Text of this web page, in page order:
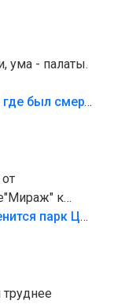
ума - палаты.
«Попал на пику»: СК показал место, где был смертельно травмирован ребенок в Тольятти
к
Глава Тольятти рассказал, как изменится парк Центрального района